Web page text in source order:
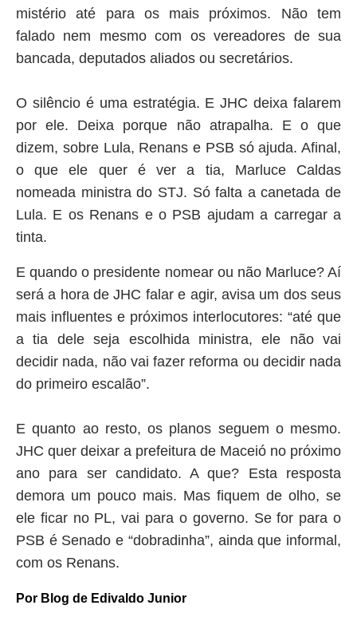
mistério até para os mais próximos. Não tem
falado nem mesmo com os vereadores de sua
bancada, deputados aliados ou secretários.
O silêncio é uma estratégia. E JHC deixa falarem
por ele. Deixa porque não atrapalha. E o que
dizem, sobre Lula, Renans e PSB só ajuda. Afinal,
o que ele quer é ver a tia, Marluce Caldas
nomeada ministra do STJ. Só falta a canetada de
Lula. E os Renans e o PSB ajudam a carregar a
tinta.
E quando o presidente nomear ou não Marluce? Aí
será a hora de JHC falar e agir, avisa um dos seus
mais influentes e próximos interlocutores: “até que
a tia dele seja escolhida ministra, ele não vai
decidir nada, não vai fazer reforma ou decidir nada
do primeiro escalão”.
E quanto ao resto, os planos seguem o mesmo.
JHC quer deixar a prefeitura de Maceió no próximo
ano para ser candidato. A que? Esta resposta
demora um pouco mais. Mas fiquem de olho, se
ele ficar no PL, vai para o governo. Se for para o
PSB é Senado e “dobradinha”, ainda que informal,
com os Renans.
Por Blog de Edivaldo Junior